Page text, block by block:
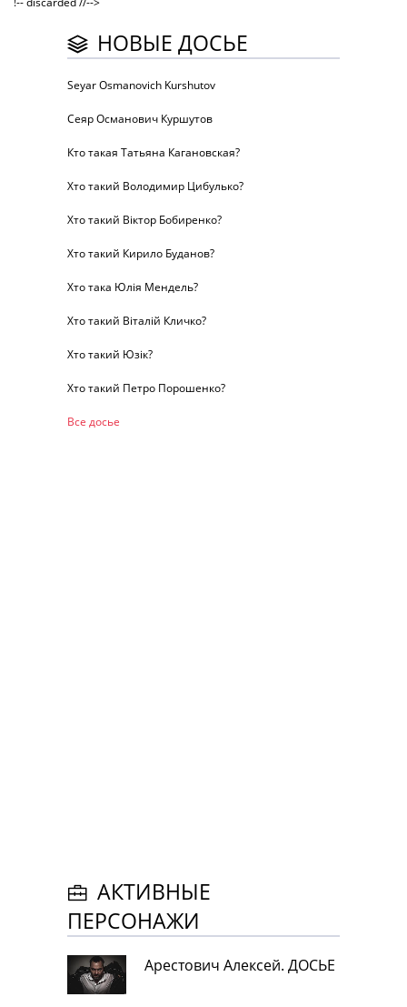
НОВЫЕ ДОСЬЕ
Seyar Osmanovich Kurshutov
Сеяр Османович Куршутов
Кто такая Татьяна Кагановская?
Хто такий Володимир Цибулько?
Хто такий Віктор Бобиренко?
Хто такий Кирило Буданов?
Хто така Юлія Мендель?
Хто такий Віталій Кличко?
Хто такий Юзік?
Хто такий Петро Порошенко?
Все досье
АКТИВНЫЕ
ПЕРСОНАЖИ
Арестович Алексей. ДОСЬЕ